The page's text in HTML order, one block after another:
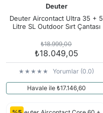
Deuter
Deuter Aircontact Ultra 35 + 5
Litre SL Outdoor Sırt Çantası
₺18.999,00
₺18.049,05
Yorumlar (0.0)
Havale ile ₺17.146,60